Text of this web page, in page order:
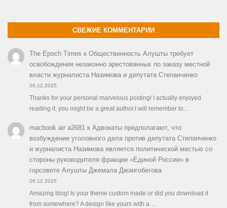
СВЕЖИЕ КОММЕНТАРИИ
The Epoch Times к Общественность Алушты требует
освобождения незаконно арестованных по заказу местной
власти журналиста Назимова и депутата Степанченко
26.12.2025
Thanks for your personal marvelous posting! I actually enjoyed
reading it, you might be a great author.I will remember to…
macbook air a2681к Адвокаты предполагают, что
возбуждение уголовного дела против депутата Степанченко
и журналиста Назимова является политической местью со
стороны руководителя фракции «Единой России» в
горсовете Алушты Джемала Джангобегова
26.12.2025
Amazing blog! Is your theme custom made or did you download it
from somewhere? A design like yours with a…